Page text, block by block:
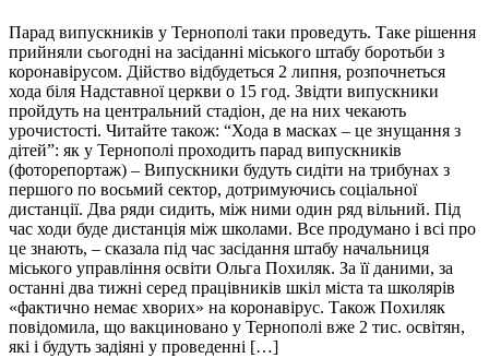
Парад випускників у Тернополі таки проведуть. Таке рішення
прийняли сьогодні на засіданні міського штабу боротьби з
коронавірусом. Дійство відбудеться 2 липня, розпочнеться
хода біля Надставної церкви о 15 год. Звідти випускники
пройдуть на центральний стадіон, де на них чекають
урочистості. Читайте також: “Хода в масках – це знущання з
дітей”: як у Тернополі проходить парад випускників
(фоторепортаж) – Випускники будуть сидіти на трибунах з
першого по восьмий сектор, дотримуючись соціальної
дистанції. Два ряди сидить, між ними один ряд вільний. Під
час ходи буде дистанція між школами. Все продумано і всі про
це знають, – сказала під час засідання штабу начальниця
міського управління освіти Ольга Похиляк. За її даними, за
останні два тижні серед працівників шкіл міста та школярів
«фактично немає хворих» на коронавірус. Також Похиляк
повідомила, що вакциновано у Тернополі вже 2 тис. освітян,
які і будуть задіяні у проведенні […]